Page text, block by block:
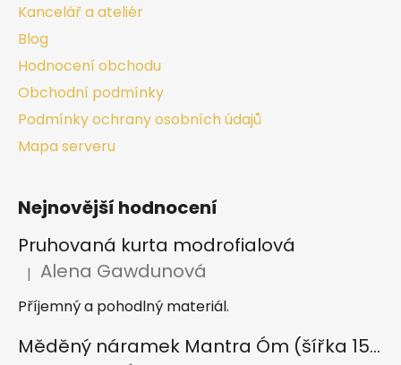
Kancelář a ateliér
Blog
Hodnocení obchodu
Obchodní podmínky
Podmínky ochrany osobních údajů
Mapa serveru
Nejnovější hodnocení
Pruhovaná kurta modrofialová
Hodnocení produktu je 5 z 5 hvězdiček.
| Alena Gawdunová
Příjemný a pohodlný materiál.
Měděný náramek Mantra Óm (šířka 15 mm)